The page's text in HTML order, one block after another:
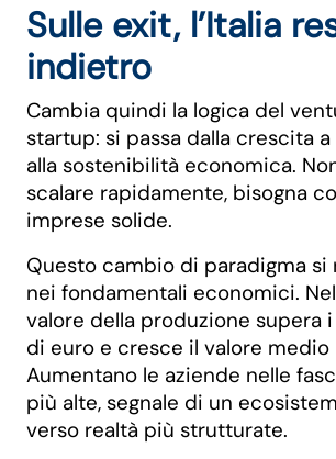
Sulle exit, l’Italia
indietro
Cambia quindi la logica del
startup: si passa dalla crescita
alla sostenibilità economica.
scalare rapidamente, bisogna
imprese solide.
Questo cambio di paradigma
nei fondamentali economici.
valore della produzione supera i
di euro e cresce il valore
Aumentano le aziende nelle
più alte, segnale di un
verso realtà più strutturate.